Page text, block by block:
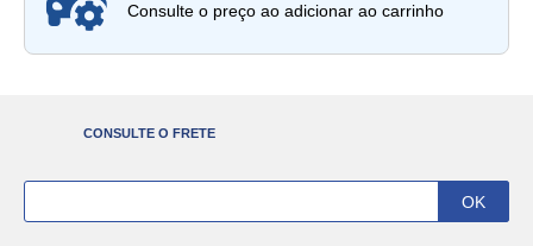
Consulte o preço ao adicionar ao carrinho
CONSULTE O FRETE